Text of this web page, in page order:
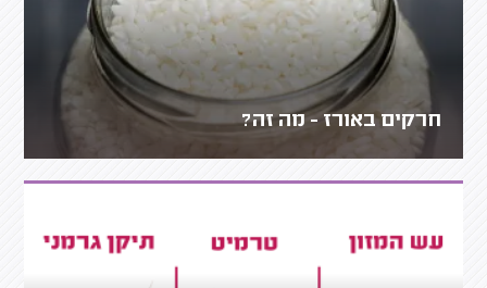
חרקים באורז - מה זה?